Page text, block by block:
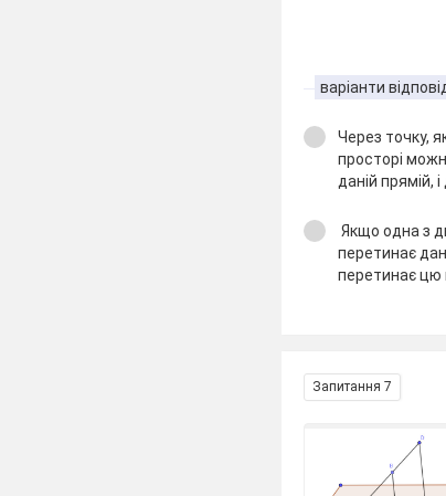
варіанти
Через точку,
просторі
даній прямій,
Якщо одна з
перетинає
перетинає цю
Запитання 7